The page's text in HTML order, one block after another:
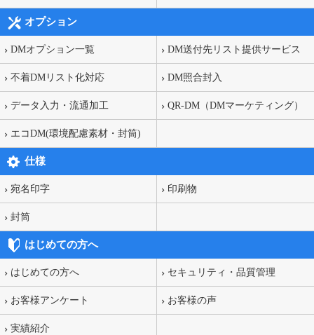
オプション
DMオプション一覧 DM送付先リスト提供サービス
不着DMリスト化対応 DM照合封入
データ入力・流通加工 QR-DM（DMマーケティング）
エコDM(環境配慮素材・封筒)
仕様
宛名印字 印刷物
封筒
はじめての方へ
はじめての方へ セキュリティ・品質管理
お客様アンケート お客様の声
実績紹介